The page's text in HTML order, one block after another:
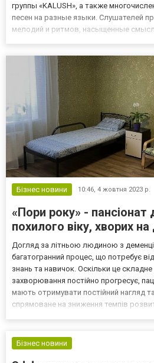
группы «KALUSH», а также
песен на разные языки. Слушателей
мелодий и ритмов, насыщенные
Бізнес новини 10:46, 4 жовтня 2023 р.
«Пори року» -
похилого віку, хворих
Догляд за літньою людиною з
багатогранний процес, що потребує
знань та навичок. Оскільки це
захворювання постійно прогресує,
мають отримувати постійний нагляд
спрямоване на зниження темпів
Бізнес новини